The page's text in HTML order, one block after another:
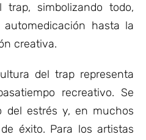
simbolizando todo,
hasta la
creativa.
del trap representa
recreativo. Se
del estrés y, en muchos
éxito. Para los artistas